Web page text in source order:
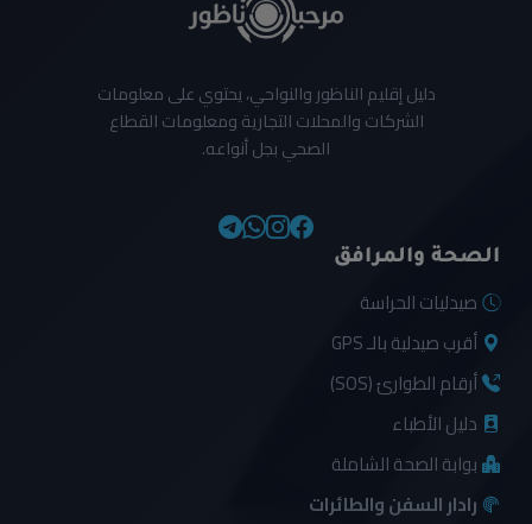
دليل إقليم الناظور والنواحي، يحتوي على معلومات
الشركات والمحلات التجارية ومعلومات القطاع
الصحي بجل أنواعه.
الصحة والمرافق
صيدليات الحراسة
أقرب صيدلية بالـ GPS
أرقام الطوارئ (SOS)
دليل الأطباء
بوابة الصحة الشاملة
رادار السفن والطائرات